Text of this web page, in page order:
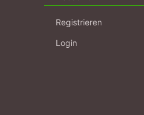
Registrieren
Login